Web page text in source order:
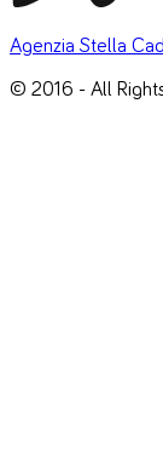
Agenzia Stella
© 2016 - All